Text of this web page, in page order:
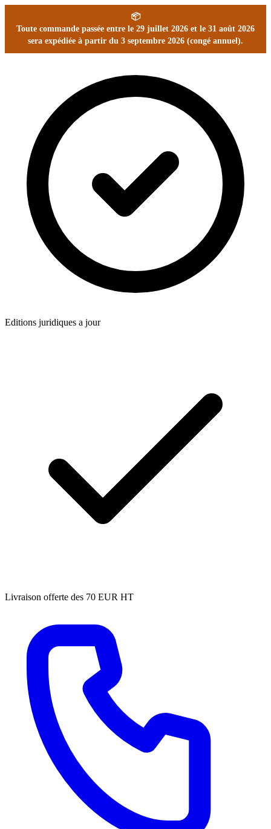
📦
Toute commande passée entre le 29 juillet 2026 et le 31 août 2026
sera expédiée à partir du 3 septembre 2026 (congé annuel).
Editions juridiques a jour
Livraison offerte des 70 EUR HT